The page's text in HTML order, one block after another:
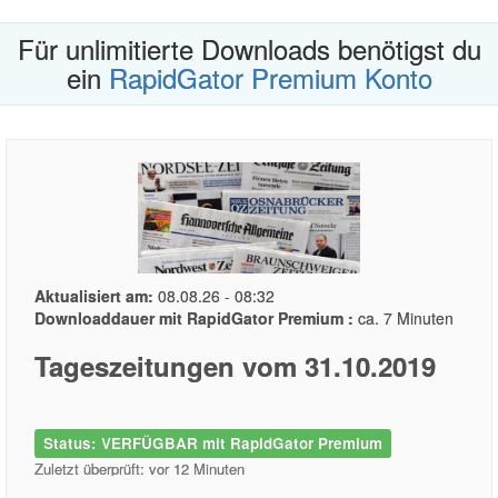
Für unlimitierte Downloads benötigst du
ein RapidGator Premium Konto
Aktualisiert am: 08.08.26 - 08:32
Downloaddauer mit RapidGator Premium : ca. 7 Minuten
Tageszeitungen vom 31.10.2019
Status: VERFÜGBAR mit RapidGator Premium
Zuletzt überprüft: vor 12 Minuten